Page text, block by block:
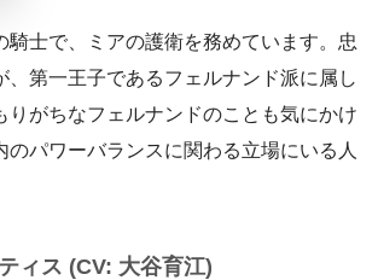
騎士で、ミアの護衛を務めています。忠
、第一王子であるフェルナンド派に属し
りがちなフェルナンドのことも気にかけ
のパワーバランスに関わる立場にいる人
ィス (CV: 大谷育江)